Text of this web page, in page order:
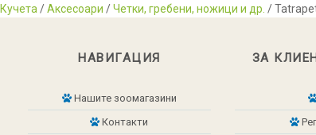
Кучета /Аксесоари /Четки, гребени, ножици и др. /
НАВИГАЦИЯ
Нашите зоомагазини
Контакти
ЗА